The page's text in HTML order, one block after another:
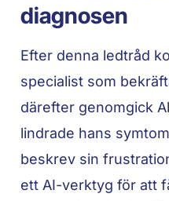
diagnosen
Efter denna ledtråd
specialist som
därefter genomgick
lindrade hans
beskrev sin
ett AI-verktyg för att